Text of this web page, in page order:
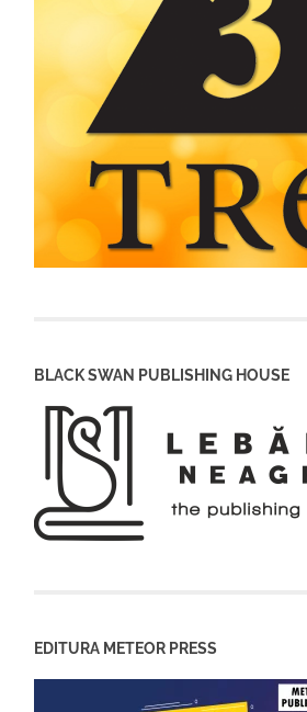
BLACK SWAN PUBLISHING HOUSE
EDITURA METEOR PRESS